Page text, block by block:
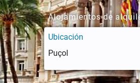
Alojamientos de
Ubicación